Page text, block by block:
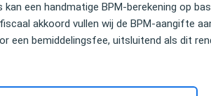
kan een handmatige BPM-berekening op
akkoord vullen wij de BPM-aangifte
een bemiddelingsfee, uitsluitend als dit